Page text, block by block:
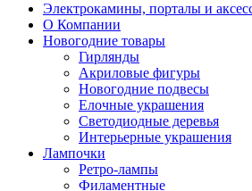
Электрокамины, порталы и
О Компании
Новогодние товары
Гирлянды
Акриловые фигуры
Новогодние подвесы
Елочные украшения
Светодиодные деревья
Интерьерные украшения
Лампочки
Ретро-лампы
Филаментные